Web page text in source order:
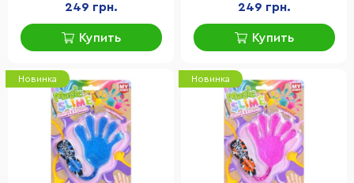
249 грн.
Купить
249 грн.
Купить
Новинка Новинка